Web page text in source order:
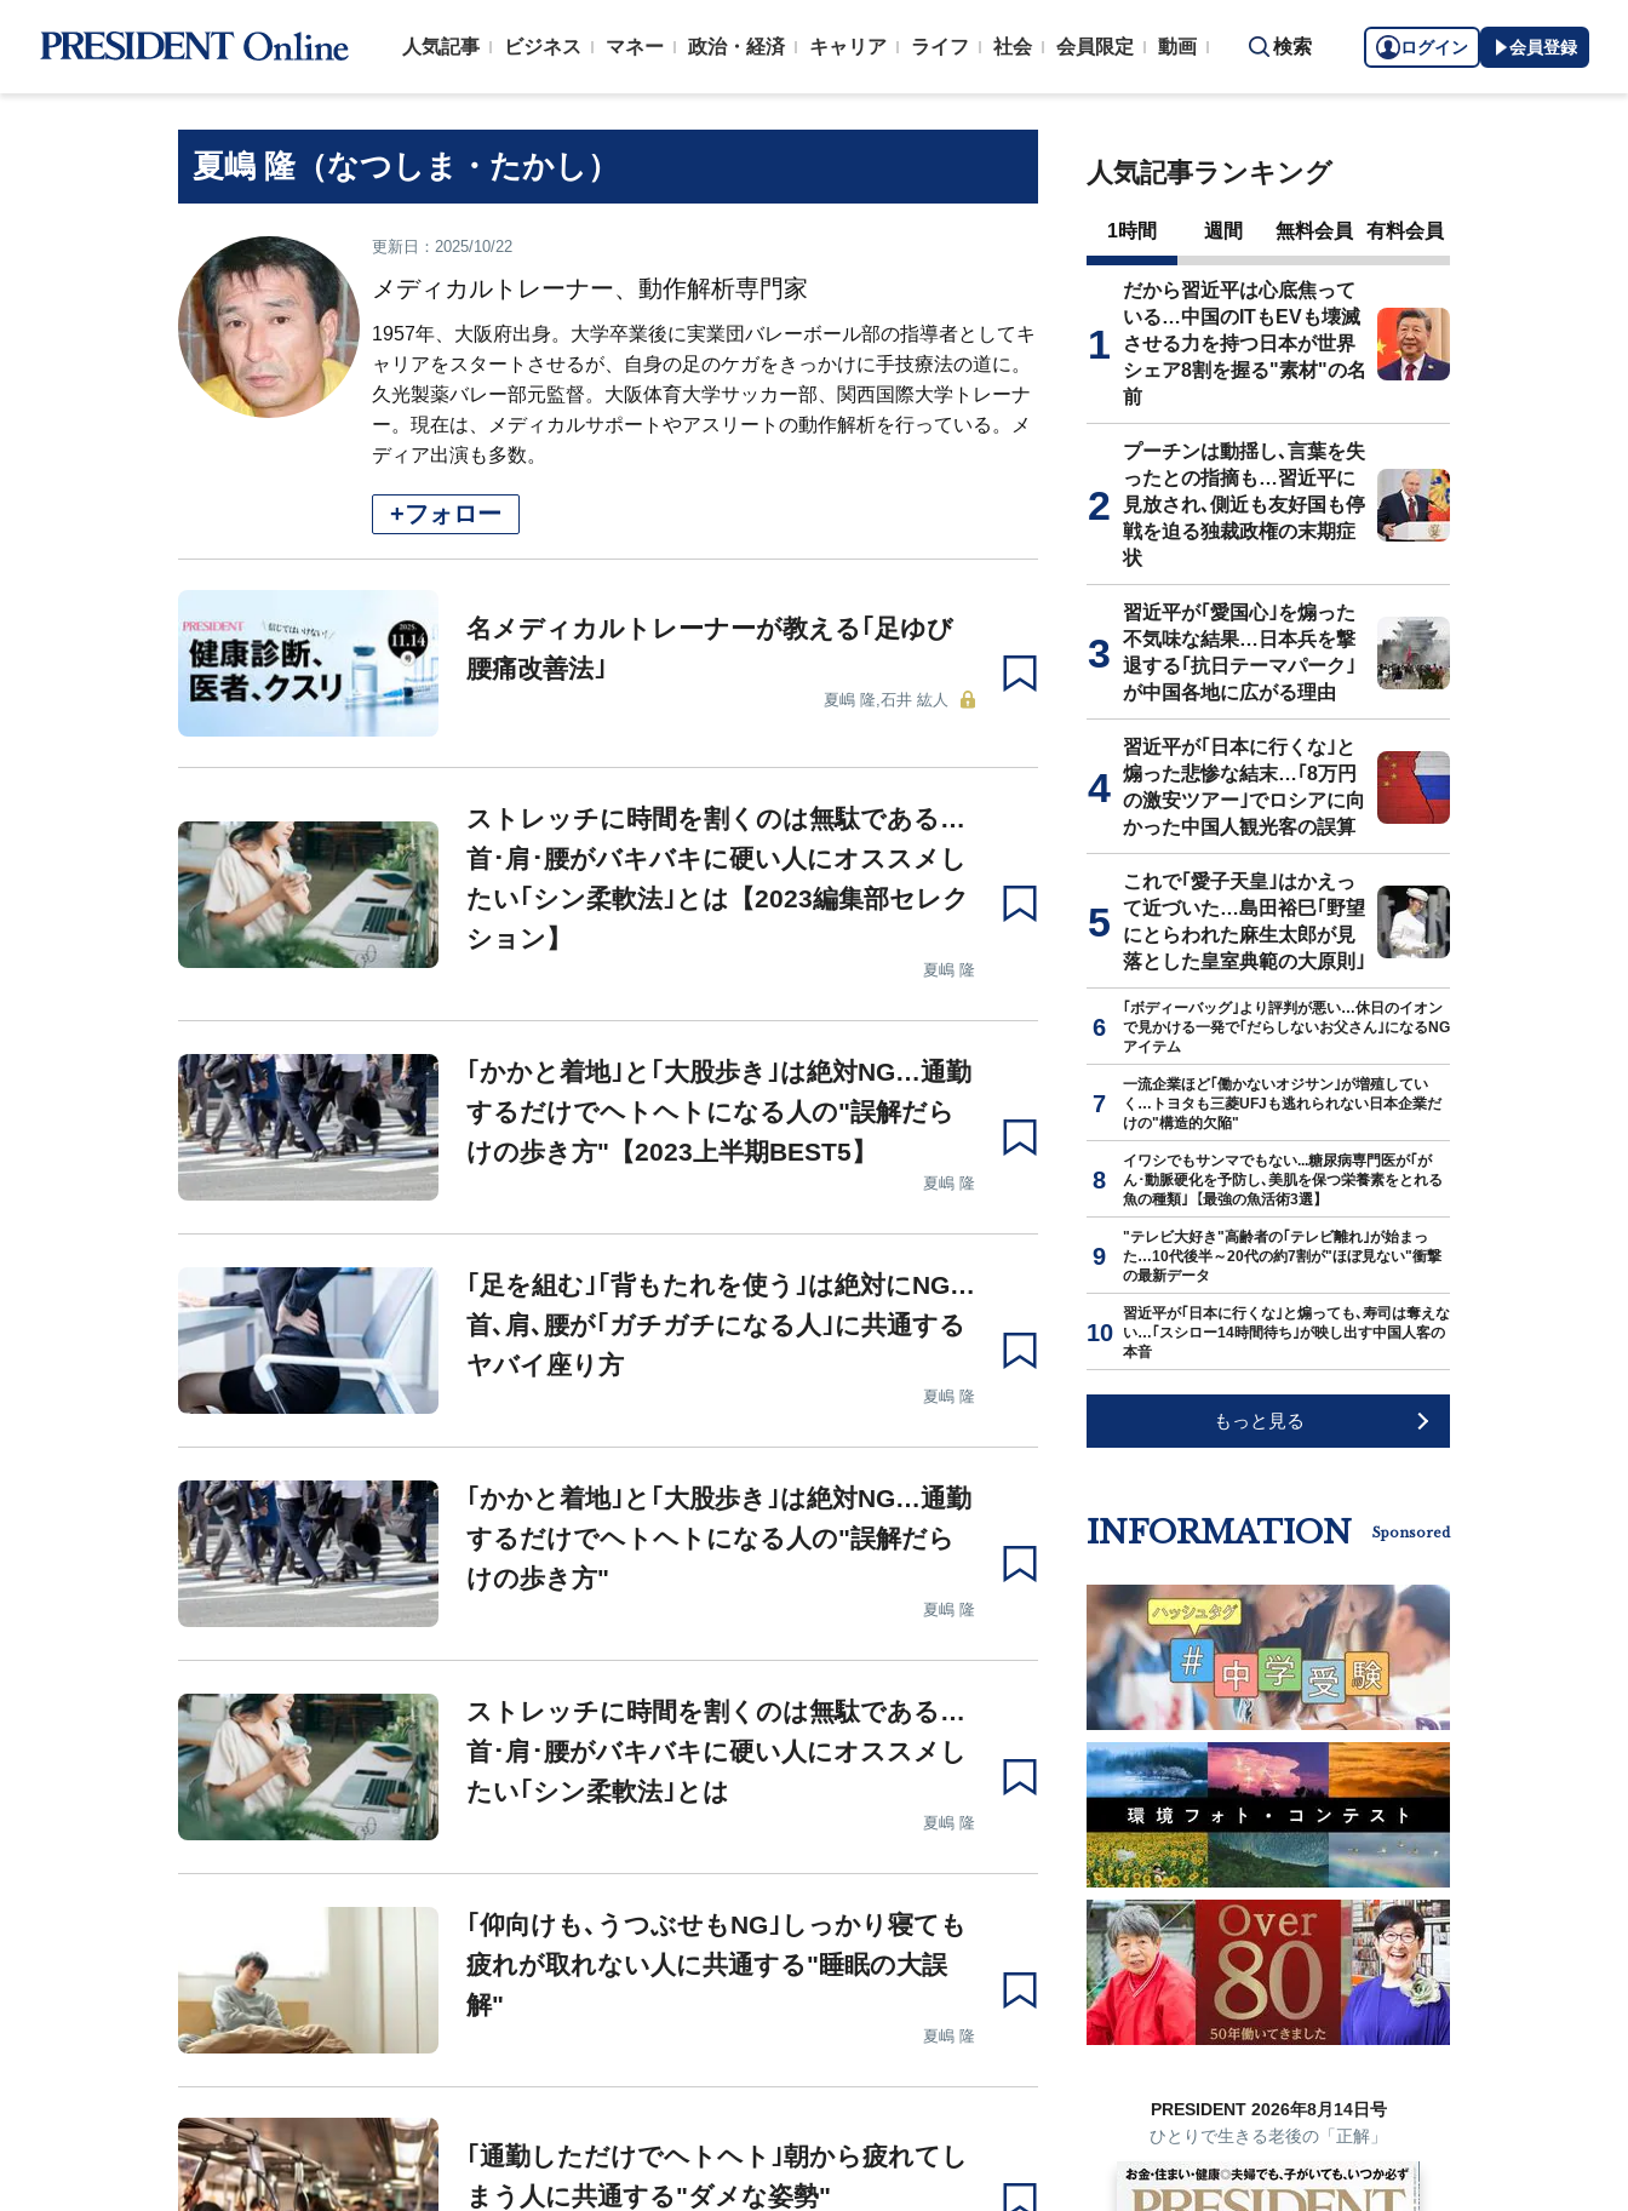
人気記事 ビジネス マネー 政治・経済 キャリア ライフ 社会 会員限定 動画 検索 ログイン 会員登録
夏嶋 隆（なつしま・たかし）
更新日：2025/10/22
メディカルトレーナー、動作解析専門家
1957年、大阪府出身。大学卒業後に実業団バレーボール部の指導者としてキ
ャリアをスタートさせるが、自身の足のケガをきっかけに手技療法の道に。
久光製薬バレー部元監督。大阪体育大学サッカー部、関西国際大学トレーナ
ー。現在は、メディカルサポートやアスリートの動作解析を行っている。メ
ディア出演も多数。
+フォロー
名メディカルトレーナーが教える｢足ゆび
腰痛改善法｣
夏嶋 隆,石井 紘人
ストレッチに時間を割くのは無駄である…
首･肩･腰がバキバキに硬い人にオススメし
たい｢シン柔軟法｣とは【2023編集部セレク
ション】
夏嶋 隆
｢かかと着地｣と｢大股歩き｣は絶対NG…通勤
するだけでヘトヘトになる人の"誤解だら
けの歩き方"【2023上半期BEST5】
夏嶋 隆
｢足を組む｣｢背もたれを使う｣は絶対にNG…
首､肩､腰が｢ガチガチになる人｣に共通する
ヤバイ座り方
夏嶋 隆
｢かかと着地｣と｢大股歩き｣は絶対NG…通勤
するだけでヘトヘトになる人の"誤解だら
けの歩き方"
夏嶋 隆
ストレッチに時間を割くのは無駄である…
首･肩･腰がバキバキに硬い人にオススメし
たい｢シン柔軟法｣とは
夏嶋 隆
｢仰向けも､うつぶせもNG｣しっかり寝ても
疲れが取れない人に共通する"睡眠の大誤
解"
夏嶋 隆
｢通勤しただけでヘトヘト｣朝から疲れてし
まう人に共通する"ダメな姿勢"
人気記事ランキング
1時間 週間 無料会員 有料会員
だから習近平は心底焦って
いる…中国のITもEVも壊滅
させる力を持つ日本が世界
シェア8割を握る"素材"の名
前
プーチンは動揺し､言葉を失
ったとの指摘も…習近平に
見放され､側近も友好国も停
戦を迫る独裁政権の末期症
状
習近平が｢愛国心｣を煽った
不気味な結果…日本兵を撃
退する｢抗日テーマパーク｣
が中国各地に広がる理由
習近平が｢日本に行くな｣と
煽った悲惨な結末…｢8万円
の激安ツアー｣でロシアに向
かった中国人観光客の誤算
これで｢愛子天皇｣はかえっ
て近づいた…島田裕巳｢野望
にとらわれた麻生太郎が見
落とした皇室典範の大原則｣
｢ボディーバッグ｣より評判が悪い…休日のイオン
で見かける一発で｢だらしないお父さん｣になるNG
アイテム
一流企業ほど｢働かないオジサン｣が増殖してい
く…トヨタも三菱UFJも逃れられない日本企業だ
けの"構造的欠陥"
イワシでもサンマでもない...糖尿病専門医が｢が
ん･動脈硬化を予防し､美肌を保つ栄養素をとれる
魚の種類｣【最強の魚活術3選】
"テレビ大好き"高齢者の｢テレビ離れ｣が始まっ
た…10代後半～20代の約7割が"ほぼ見ない"衝撃
の最新データ
習近平が｢日本に行くな｣と煽っても､寿司は奪えな
い…｢スシロー14時間待ち｣が映し出す中国人客の
本音
もっと見る
INFORMATION Sponsored
PRESIDENT 2026年8月14日号
ひとりで生きる老後の「正解」